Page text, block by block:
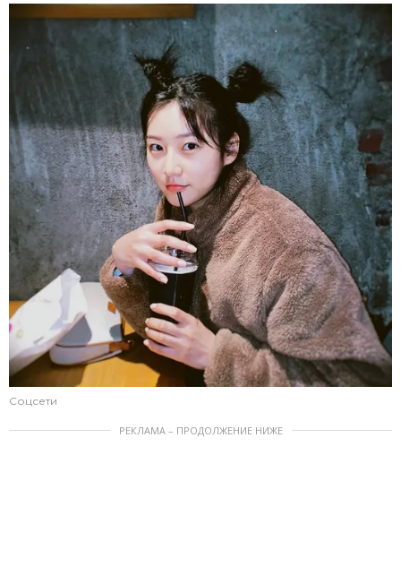
Соцсети
РЕКЛАМА – ПРОДОЛЖЕНИЕ НИЖЕ